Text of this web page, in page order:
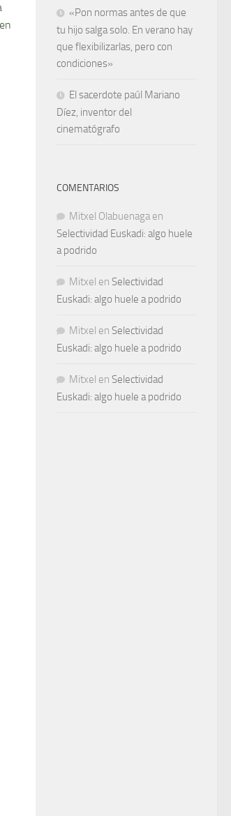
«Pon normas antes de que
tu hijo salga solo. En verano hay
que flexibilizarlas, pero con
condiciones»
El sacerdote paúl Mariano
Díez, inventor del
cinematógrafo
COMENTARIOS
Mitxel Olabuenaga en
Selectividad Euskadi: algo huele
a podrido
Mitxel en Selectividad
Euskadi: algo huele a podrido
Mitxel en Selectividad
Euskadi: algo huele a podrido
Mitxel en Selectividad
Euskadi: algo huele a podrido